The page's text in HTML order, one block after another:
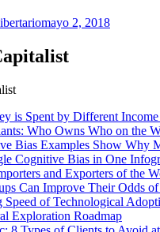
mayo 2, 2018
is Spent by Different
Who Owns Who on the
Bias Examples Show Why
Cognitive Bias in One
and Exporters of the
Can Improve Their Odds
Speed of Technological
Exploration Roadmap